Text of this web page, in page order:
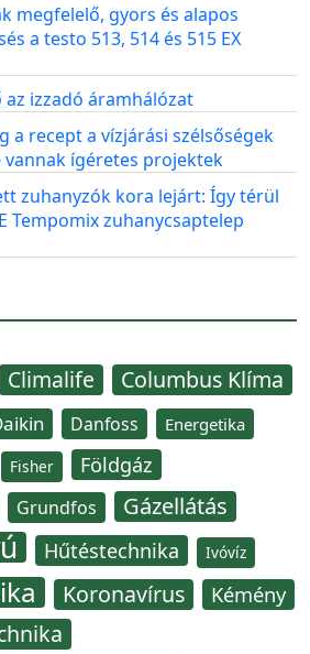
megfelelő, gyors és alapos
a testo 513, 514 és 515 EX
izzadó áramhálózat
a recept a vízjárási szélsőségek
vannak ígéretes projektek
zuhanyzók kora lejárt: Így térül
Tempomix zuhanycsaptelep
Climalife Columbus Klíma
Danfoss Energetika
Fisher Földgáz
Grundfos Gázellátás
Hűtéstechnika Ivóvíz
Koronavírus Kémény